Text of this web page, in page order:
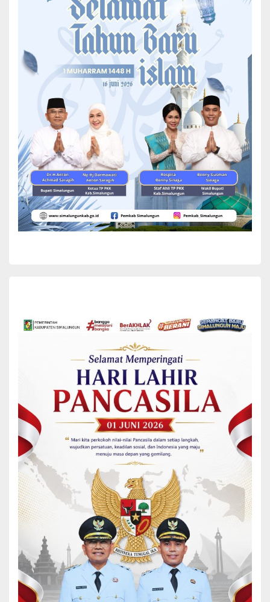
SATKAMLING Nagori Dolok Maraja Kabupaten
Simalungun Terima Penghargaan Terbaik 3 Poldasu
Penghargaan diserahkan oleh perwakilan Dit Binmas Polda Sumut,
yaitu Kasi Korwas Polsus, Kompol Leo Rela Edianto Sembiring
kepada Camat Tapian Dolok, Juraini Purba.
Dalam kesempatan tersebut, Kompol Leo Rela Edianto Sembiring
menyampaikan apresiasi yang setinggi-tingginya kepada seluruh
komponen yang terlibat dalam pengelolaan SATKAMLING Dolok
Maraja.
Kompol Leo menyatakan bahwa keberhasilan ini tidak terlepas dari
partisipasi aktif warga masyarakat yang membuat pos keamanan
lingkungan tersebut dapat berdiri dengan baik dan berfungsi
optimal. Selain penghargaan, Polda Sumut juga memberikan
Menurutnya, saat ini sudah jarang ditemui masyarakat yang
Satkamling. Prestasi yang diraih diharapkan dapat menjadi
dorongan untuk meningkatkan peran Satkamling sebagai bentuk
pengamanan swakarsa masyarakat, sehingga dapat lebih optimal
mendukung tugas Polri dalam menjaga keamanan dan ketertiban
di wilayah hukum Polsek Serbalawan Polres Simalungun.
Sebagai perwakilan Pemerintah Kabupaten Simalungun, Camat
Tapian Dolok, Juraini Purba juga menyampaikan apresiasi kepada
Polda Sumut yang telah memberikan penghargaan secara
langsung.
Menurut Juraini, penghargaan ini menjadi motivasi bagi
masyarakat Tapian Dolok untuk terus meningkatkan kualitas
Satkamling di tingkat nagori se-Kabupaten Simalungun, yang
memiliki luas wilayah dengan jumlah 386 nagori dan 17 kelurahan.
Selain itu, Juraini juga mengajukan permintaan kepada Polda
Sumut untuk memberikan sosialisasi tentang bahaya
penyalahgunaan narkoba, mengingat masalah ini sangat
berbahaya bagi generasi muda.